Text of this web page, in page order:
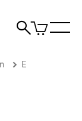
Suche
Artikel
im
E